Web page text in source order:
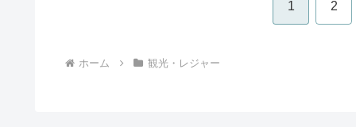
1 2
ホーム 観光・レジャー